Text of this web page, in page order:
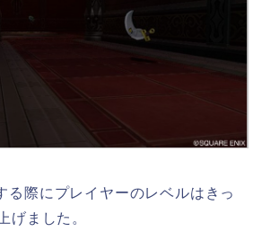
る際にプレイヤーのレベルはきっ
げました。